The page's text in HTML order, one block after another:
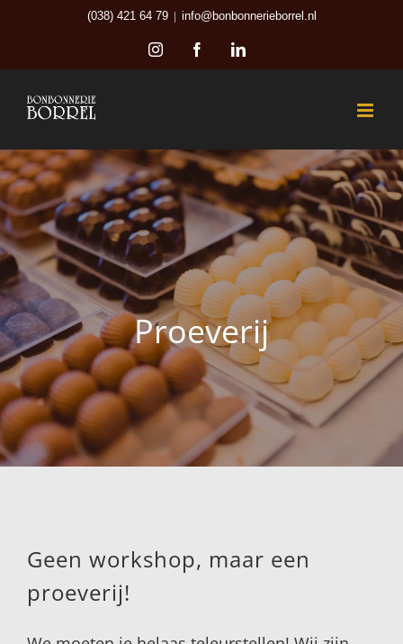
inhoud
(038) 421 64 79 | info@bonbonnerieborrel.nl
InstagramFacebookLinkedIn
Proeverij
Geen workshop, maar een
proeverij!